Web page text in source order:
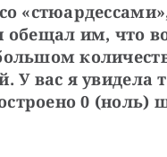
им, что
У вас я увидела
0 (ноль)